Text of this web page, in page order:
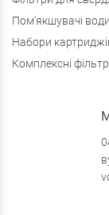
Пом'якшувачі води
Набори
Комплексні